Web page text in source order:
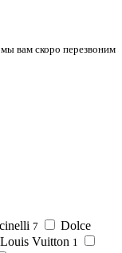
вам скоро перезвоним
7
Dolce
Louis Vuitton 1